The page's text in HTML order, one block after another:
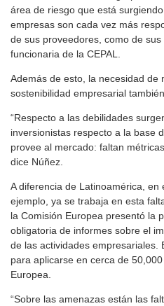
área de riesgo que está
empresas son cada vez más
de sus proveedores, como de
funcionaria de la CEPAL.
Además de esto, la necesidad de
sostenibilidad empresarial
“Respecto a las debilidades
inversionistas respecto a la base
provee al mercado: faltan
dice Núñez.
A diferencia de Latinoamérica,
ejemplo, ya se trabaja en esta
la Comisión Europea presentó la
obligatoria de informes sobre el
de las actividades empresariales.
para aplicarse en cerca de
Europea.
“Sobre las amenazas están las